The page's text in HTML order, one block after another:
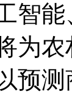
智
为
预